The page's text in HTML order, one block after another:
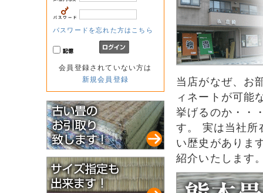
パスワードを忘れた方はこちら
会員登録されていない方は
新規会員登録
当店がなぜ、お
ィネートが可能
挙げるのか・・
す。 実は当社所
い歴史がありま
紹介いたします